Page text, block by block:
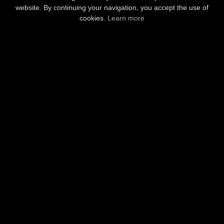
RÉALITÉ VIRTUELLE ANNIVERSAIRES
website. By continuing your navigation, you accept the use of
cookies. Learn more